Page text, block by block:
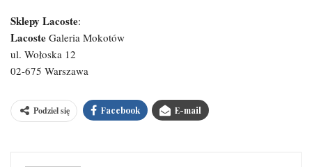
Sklepy Lacoste:
Lacoste Galeria Mokotów
ul. Wołoska 12
02-675 Warszawa
Podziel się Facebook E-mail